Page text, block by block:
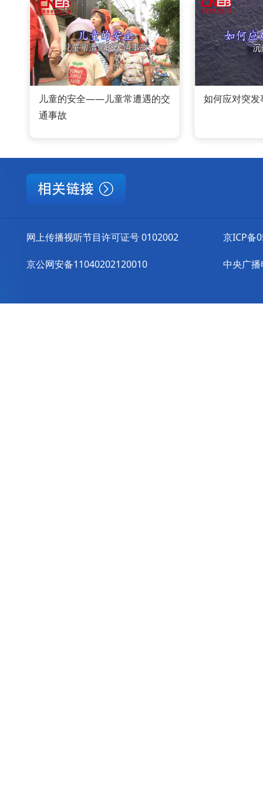
儿童的安全——儿童常遭遇的交
通事故
如何应对突
网上传播视听节目许可证号 0102002
京公网安备11040202120010
京ICP备
中央广